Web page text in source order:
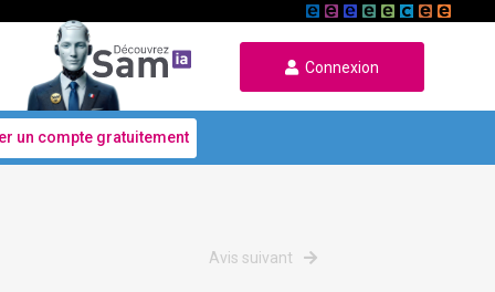
Connexion
un compte gratuitement
Avis suivant